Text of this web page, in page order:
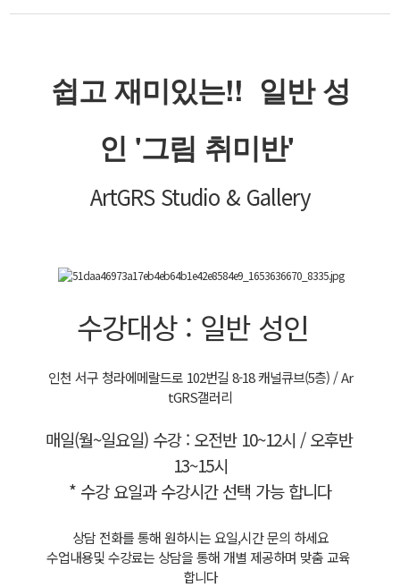
로그인
쉽고 재미있는!!  일반 성
인 '그림 취미반'
ArtGRS Studio & Gallery
수강대상 : 일반 성인
인천 서구 청라에메랄드로 102번길 8-18 캐널큐브(5층) / Ar
tGRS갤러리
매일(월~일요일) 수강 : 오전반 10~12시 / 오후반
13~15시
* 수강 요일과 수강시간 선택 가능 합니다
상담 전화를 통해 원하시는 요일,시간 문의 하세요
수업내용및 수강료는 상담을 통해 개별 제공하며 맞춤 교육
합니다